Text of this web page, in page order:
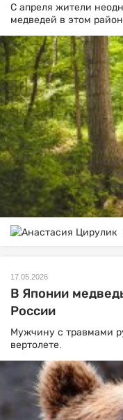
С апреля жители
медведей в этом
17.05.2026
В Японии
России
Мужчину с травмами
вертолете.